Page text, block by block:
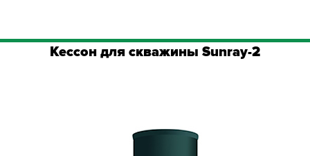
Кессон для скважины Sunray-2